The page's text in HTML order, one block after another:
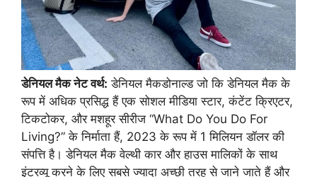
डेनियल मैक नेट वर्थ: डेनियल मैकडोनाल्ड जो कि डेनियल मैक के
रूप में अधिक प्रसिद्ध हैं एक सोशल मीडिया स्टार, कंटेंट क्रिएटर,
टिकटोकर, और मशहूर सीरीज “What Do You Do For
Living?” के निर्माता हैं, 2023 के रूप में 1 मिलियन डॉलर की
संपत्ति है। डेनियल मैक वेल्थी कार और हाउस मालिकों के साथ
इंटरव्यू करने के लिए सबसे ज्यादा अच्छी तरह से जाने जाते हैं और